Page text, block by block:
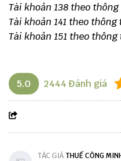
Tài khoản 138 theo thông
Tài khoản 141 theo thông
Tài khoản 151 theo thông
5.0 2444 Đánh giá
TÁC GIẢTHUẾ CÔNG